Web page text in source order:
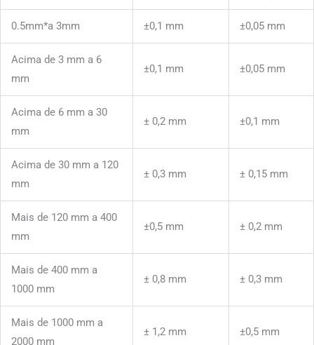
0.5mm*a 3mm ±0,1 mm ±0,05 mm
Acima de 3 mm a 6
mm
±0,1 mm ±0,05 mm
Acima de 6 mm a 30
mm
± 0,2 mm ±0,1 mm
Acima de 30 mm a 120
mm
± 0,3 mm ± 0,15 mm
Mais de 120 mm a 400
mm
±0,5 mm ± 0,2 mm
Mais de 400 mm a
1000 mm
± 0,8 mm ± 0,3 mm
Mais de 1000 mm a
2000 mm
± 1,2 mm ±0,5 mm